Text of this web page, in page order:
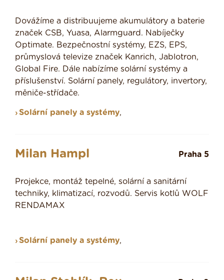
Dovážíme a distribuujeme akumulátory a baterie
značek CSB, Yuasa, Alarmguard. Nabíječky
Optimate. Bezpečnostní systémy, EZS, EPS,
průmyslová televize značek Kanrich, Jablotron,
Global Fire. Dále nabízíme solární systémy a
příslušenství. Solární panely, regulátory, invertory,
měniče-střídače.
Solární panely a systémy,
Milan Hampl Praha 5
Projekce, montáž tepelné, solární a sanitární
techniky, klimatizací, rozvodů. Servis kotlů WOLF
RENDAMAX
Solární panely a systémy,